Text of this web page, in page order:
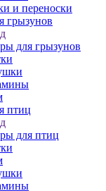
и переноски
грызунов
для грызунов
птиц
для птиц